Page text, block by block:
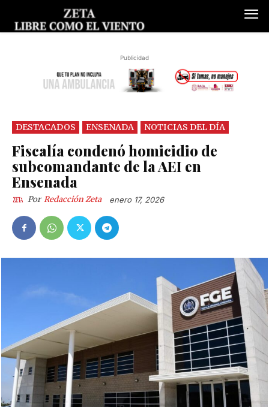
Publicidad
DESTACADOS ENSENADA NOTICIAS DEL DÍA
Fiscalía condenó homicidio de
subcomandante de la AEI en
Ensenada
Por Redacción Zeta enero 17, 2026